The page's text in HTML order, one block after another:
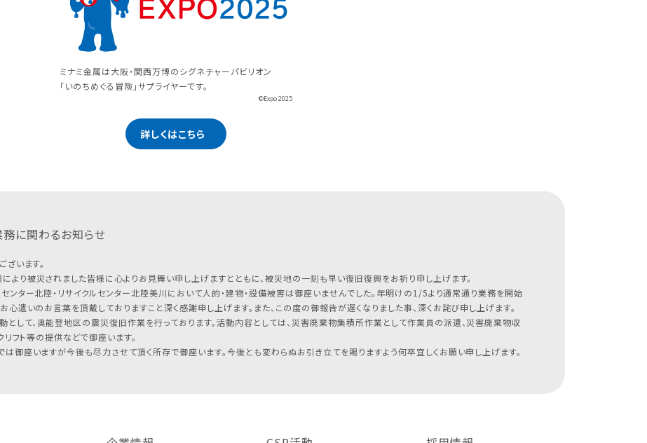
ミナミ金属は大阪・関西万博のシグネチャーパビリオン
「いのちめぐる冒険」サプライヤーです。
©Expo 2025
詳しくはこちら
に関わるお知らせ
います。
より被災されました皆様に心よりお見舞い申し上げますとともに、被災地の一刻も早い復旧復興をお祈り申し上げます。
ンター北陸・リサイクルセンター北陸美川において人的・建物・設備被害は御座いませんでした。年明けの1/5より通常通り業務を開始
心遣いのお言葉を頂戴しておりますこと深く感謝申し上げます。また、この度の御報告が遅くなりました事、深くお詫び申し上げます。
して、奥能登地区の震災復旧作業を行っております。活動内容としては、災害廃棄物集積所作業として作業員の派遣、災害廃棄物収
フト等の提供などで御座います。
御座いますが今後も尽力させて頂く所存で御座います。今後とも変わらぬお引き立てを賜りますよう何卒宜しくお願い申し上げます。